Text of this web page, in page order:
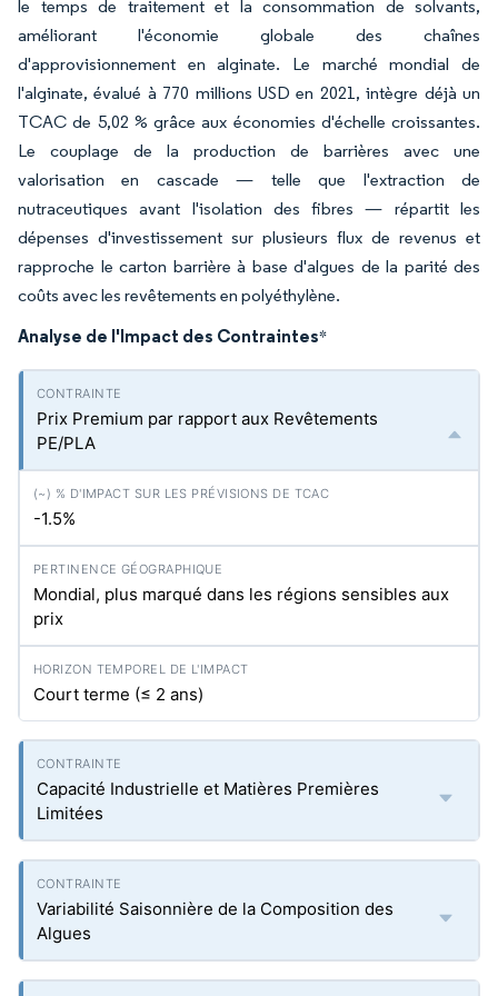
le temps de traitement et la consommation de solvants,
améliorant l'économie globale des chaînes
d'approvisionnement en alginate. Le marché mondial de
l'alginate, évalué à 770 millions USD en 2021, intègre déjà un
TCAC de 5,02 % grâce aux économies d'échelle croissantes.
Le couplage de la production de barrières avec une
valorisation en cascade — telle que l'extraction de
nutraceutiques avant l'isolation des fibres — répartit les
dépenses d'investissement sur plusieurs flux de revenus et
rapproche le carton barrière à base d'algues de la parité des
coûts avec les revêtements en polyéthylène.
Analyse de l'Impact des Contraintes*
Prix Premium par rapport aux Revêtements
PE/PLA
-1.5%
Mondial, plus marqué dans les régions sensibles aux
prix
Court terme (≤ 2 ans)
Capacité Industrielle et Matières Premières
Limitées
Variabilité Saisonnière de la Composition des
Algues